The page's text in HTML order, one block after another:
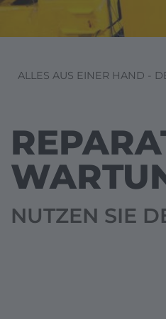
YOU
HERE
ALLES AUS EINER HAND -
NUTZEN SIE